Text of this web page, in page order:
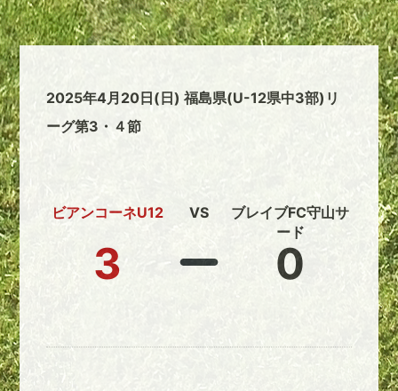
2025年4月20日(日) 福島県(U-12県中3部)リ
ーグ第3・４節
ビアンコーネU12
3
VS
ブレイブFC守山サ
ード
0